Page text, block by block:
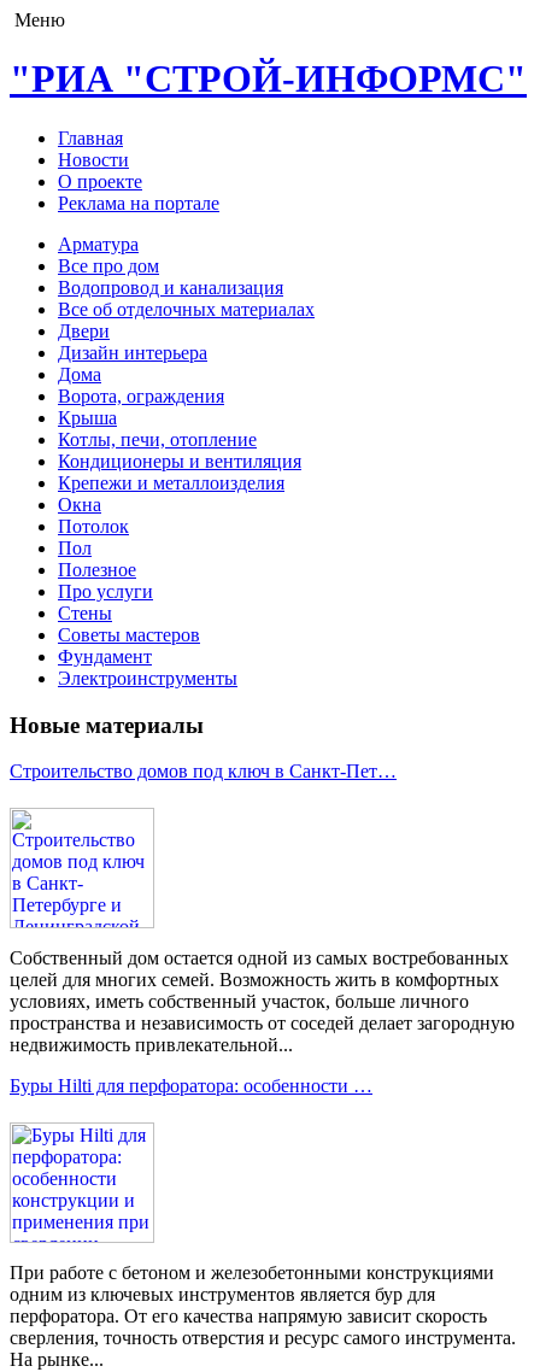
Меню
"РИА "СТРОЙ-ИНФОРМС"
Главная
Новости
О проекте
Реклама на портале
Арматура
Все про дом
Водопровод и канализация
Все об отделочных материалах
Двери
Дизайн интерьера
Дома
Ворота, ограждения
Крыша
Котлы, печи, отопление
Кондиционеры и вентиляция
Крепежи и металлоизделия
Окна
Потолок
Пол
Полезное
Про услуги
Стены
Советы мастеров
Фундамент
Электроинструменты
Новые материалы
Строительство домов под ключ в Санкт-Пет…
Собственный дом остается одной из самых востребованных
целей для многих семей. Возможность жить в комфортных
условиях, иметь собственный участок, больше личного
пространства и независимость от соседей делает загородную
недвижимость привлекательной...
Буры Hilti для перфоратора: особенности …
При работе с бетоном и железобетонными конструкциями
одним из ключевых инструментов является бур для
перфоратора. От его качества напрямую зависит скорость
сверления, точность отверстия и ресурс самого инструмента.
На рынке...